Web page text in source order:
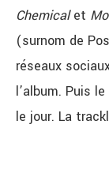
Chemicalet
(surnom de
réseaux
l’album. Puis
le jour. La